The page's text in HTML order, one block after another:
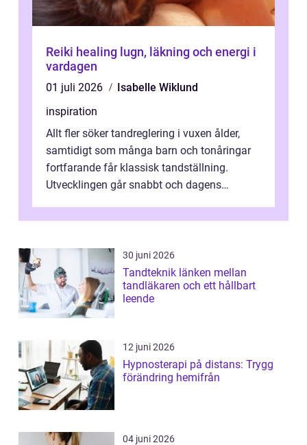
Reiki healing lugn, läkning och energi i
vardagen
01 juli 2026
Isabelle Wiklund
inspiration
Allt fler söker tandreglering i vuxen ålder,
samtidigt som många barn och tonåringar
fortfarande får klassisk tandställning.
Utvecklingen går snabbt och dagens
30 juni 2026
Tandteknik länken mellan
tandläkaren och ett hållbart
leende
12 juni 2026
Hypnosterapi på distans: Trygg
förändring hemifrån
04 juni 2026